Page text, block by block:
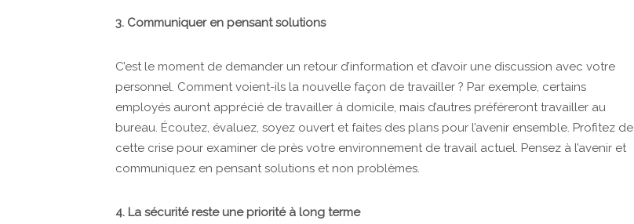
3. Communiquer en pensant solutions
C’est le moment de demander un retour d’information et d’avoir une discussion avec votre
personnel. Comment voient-ils la nouvelle façon de travailler ? Par exemple, certains
employés auront apprécié de travailler à domicile, mais d’autres préféreront travailler au
bureau. Écoutez, évaluez, soyez ouvert et faites des plans pour l’avenir ensemble. Profitez de
cette crise pour examiner de près votre environnement de travail actuel. Pensez à l’avenir et
communiquez en pensant solutions et non problèmes.
4. La sécurité reste une priorité à long terme